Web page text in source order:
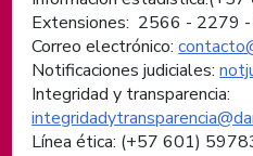
Extensiones: 2566 - 2279
Correo electrónico:
Notificaciones judiciales:
Integridad y transparencia:
Línea ética: (+57 601)